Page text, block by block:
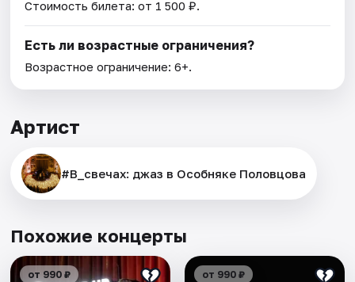
Стоимость билета: от 1 500 ₽.
Есть ли возрастные ограничения?
Возрастное ограничение: 6+.
Артист
#В_свечах: джаз в Особняке Половцова
Похожие концерты
от 990 ₽ от 990 ₽